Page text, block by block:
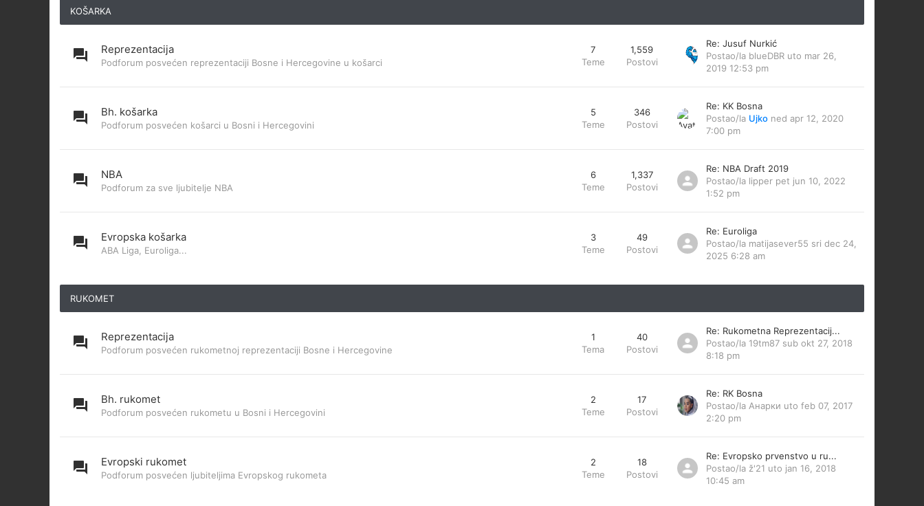
KOŠARKA
Reprezentacija
Podforum posvećen reprezentaciji Bosne i Hercegovine u košarci
7
Teme
1,559
Postovi
Re: Jusuf Nurkić
Postao/la blueDBR uto mar 26,
2019 12:53 pm
Bh. košarka
Podforum posvećen košarci u Bosni i Hercegovini
5
Teme
346
Postovi
Re: KK Bosna
Postao/la Ujko ned apr 12, 2020
7:00 pm
NBA
Podforum za sve ljubitelje NBA
6
Teme
1,337
Postovi
Re: NBA Draft 2019
Postao/la lipper pet jun 10, 2022
1:52 pm
Evropska košarka
ABA Liga, Euroliga...
3
Teme
49
Postovi
Re: Euroliga
Postao/la matijasever55 sri dec 24,
2025 6:28 am
RUKOMET
Reprezentacija
Podforum posvećen rukometnoj reprezentaciji Bosne i Hercegovine
1
Tema
40
Postovi
Re: Rukometna Reprezentacij...
Postao/la 19tm87 sub okt 27, 2018
8:18 pm
Bh. rukomet
Podforum posvećen rukometu u Bosni i Hercegovini
2
Teme
17
Postovi
Re: RK Bosna
Postao/la Анарки uto feb 07, 2017
2:20 pm
Evropski rukomet
Podforum posvećen ljubiteljima Evropskog rukometa
2
Teme
18
Postovi
Re: Evropsko prvenstvo u ru...
Postao/la ž'21 uto jan 16, 2018
10:45 am